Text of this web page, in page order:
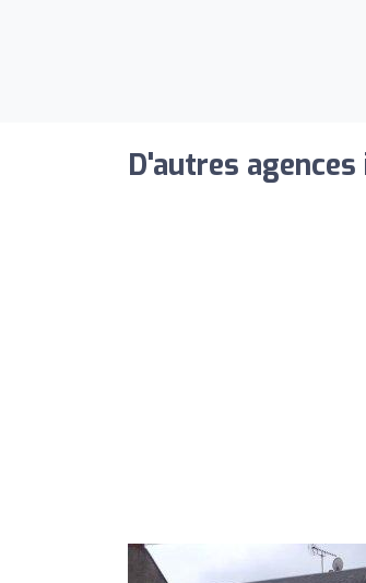
D'autres